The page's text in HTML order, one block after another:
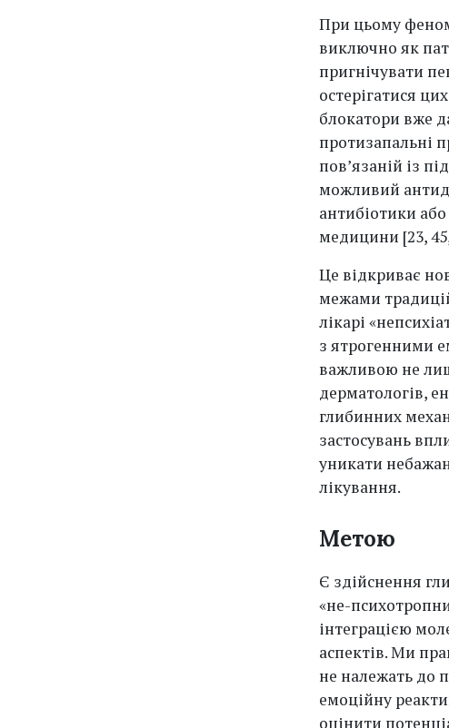
При цьому
виключно як
пригнічувати
остерігатися
блокатори вже
протизапальні
пов’язаній із
можливий
антибіотики
медицини [23,
Це відкриває
межами
лікарі
з ятрогенними
важливою не
дерматологів,
глибинних
застосувань
уникати
лікування.
Метою
Є здійснення
«не-
інтеграцією
аспектів. Ми
не належать до
емоційну
оцінити